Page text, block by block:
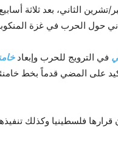
متلفزاً مدته 85 دقيقة يوم الجمعة 3 نوفمبر/تشرين
حول الحرب في غزة
في الترويج للحرب وإبعاد
على المضي قدماً بخط
فلسطينيا وكذلك